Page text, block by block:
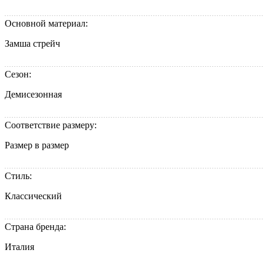
Основной материал:
Замша стрейч
Сезон:
Демисезонная
Соответствие размеру:
Размер в размер
Стиль:
Классический
Страна бренда:
Италия